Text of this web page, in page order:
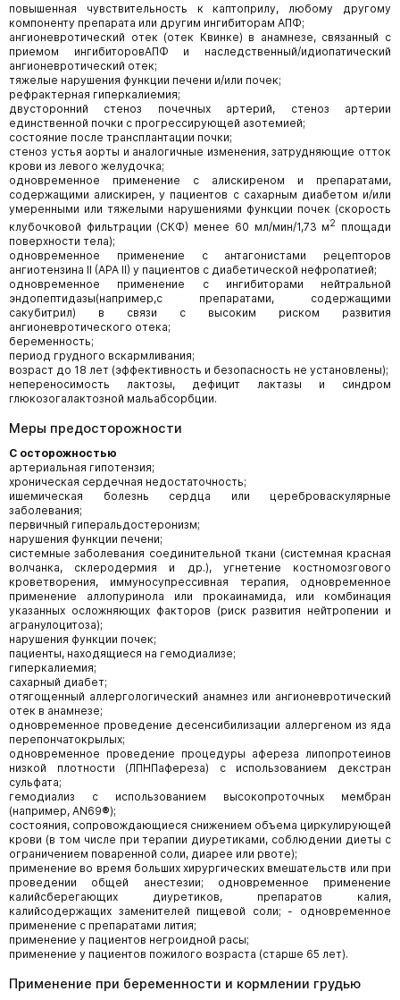
повышенная чувствительность к каптоприлу, любому другому
компоненту препарата или другим ингибиторам АПФ;
ангионевротический отек (отек Квинке) в анамнезе, связанный с
приемом ингибиторовАПФ и наследственный/идиопатический
ангионевротический отек;
тяжелые нарушения функции печени и/или почек;
рефрактерная гиперкалиемия;
двусторонний стеноз почечных артерий, стеноз артерии
единственной почки с прогрессирующей азотемией;
состояние после трансплантации почки;
стеноз устья аорты и аналогичные изменения, затрудняющие отток
крови из левого желудочка;
одновременное применение с алискиреном и препаратами,
содержащими алискирен, у пациентов с сахарным диабетом и/или
умеренными или тяжелыми нарушениями функции почек (скорость
клубочковой фильтрации (СКФ) менее 60 мл/мин/1,73 м2 площади
поверхности тела);
одновременное применение с антагонистами рецепторов
ангиотензина II (АРА II) у пациентов с диабетической нефропатией;
одновременное применение с ингибиторами нейтральной
эндопептидазы(например,с препаратами, содержащими
сакубитрил) в связи с высоким риском развития
ангионевротического отека;
беременность;
период грудного вскармливания;
возраст до 18 лет (эффективность и безопасность не установлены);
непереносимость лактозы, дефицит лактазы и синдром
глюкозогалактозной мальабсорбции.
Меры предосторожности
С осторожностью
артериальная гипотензия;
хроническая сердечная недостаточность;
ишемическая болезнь сердца или цереброваскулярные
заболевания;
первичный гиперальдостеронизм;
нарушения функции печени;
системные заболевания соединительной ткани (системная красная
волчанка, склеродермия и др.), угнетение костномозгового
кроветворения, иммуносупрессивная терапия, одновременное
применение аллопуринола или прокаинамида, или комбинация
указанных осложняющих факторов (риск развития нейтропении и
агранулоцитоза);
нарушения функции почек;
пациенты, находящиеся на гемодиализе;
гиперкалиемия;
сахарный диабет;
отягощенный аллергологический анамнез или ангионевротический
отек в анамнезе;
одновременное проведение десенсибилизации аллергеном из яда
перепончатокрылых;
одновременное проведение процедуры афереза липопротеинов
низкой плотности (ЛПНПафереза) с использованием декстран
сульфата;
гемодиализ с использованием высокопроточных мембран
(например, AN69®);
состояния, сопровождающиеся снижением объема циркулирующей
крови (в том числе при терапии диуретиками, соблюдении диеты с
ограничением поваренной соли, диарее или рвоте);
применение во время больших хирургических вмешательств или при
проведении общей анестезии; одновременное применение
калийсберегающих диуретиков, препаратов калия,
калийсодержащих заменителей пищевой соли; - одновременное
применение с препаратами лития;
применение у пациентов негроидной расы;
применение у пациентов пожилого возраста (старше 65 лет).
Применение при беременности и кормлении грудью